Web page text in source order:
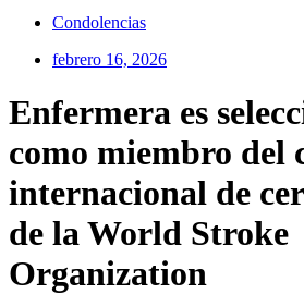
Condolencias
febrero 16, 2026
Enfermera es
como miembro del
internacional de
de la World Stroke
Organization